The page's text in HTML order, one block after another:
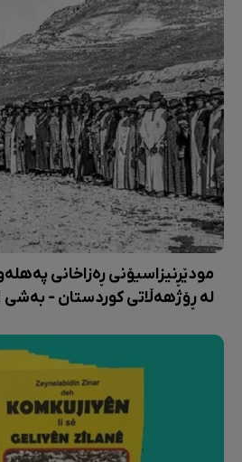
مودێڕنیزاسیۆنی ڕەزاخانی
لە ڕۆژهەڵاتی کوردستان - بەشی 1